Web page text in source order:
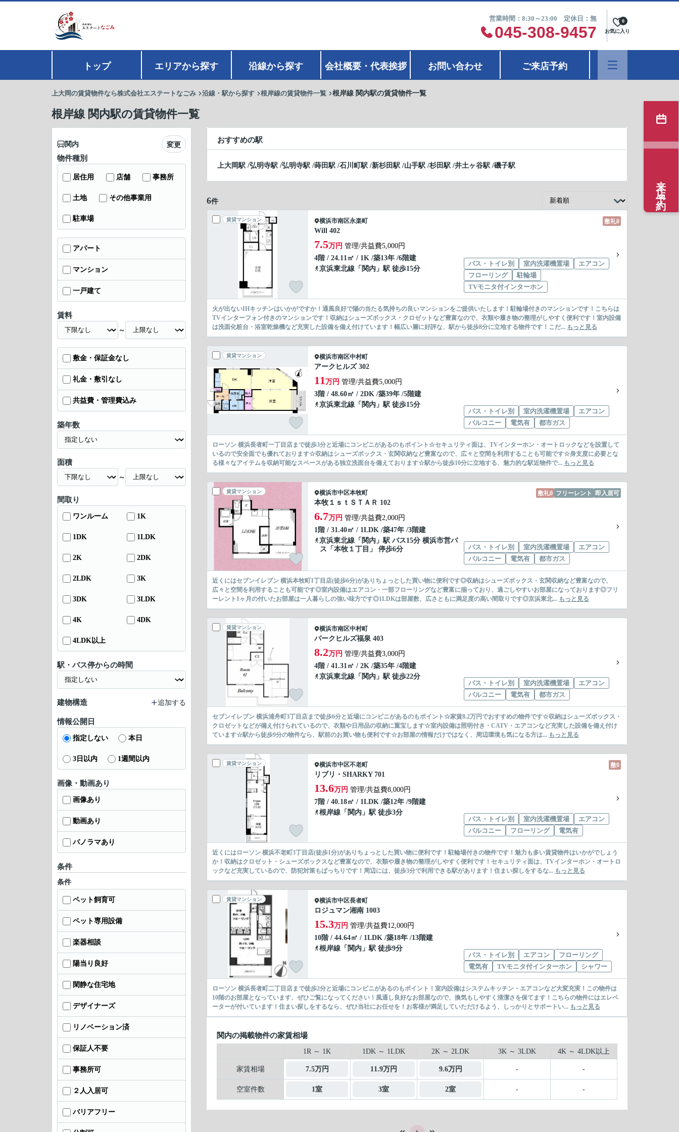
営業時間：8:30～23:00 定休日：無
045-308-9457 お気に入り
0
トップ エリアから探す 沿線から探す 会社概要・代表挨拶 お問い合わせ ご来店予約
上大岡の賃貸物件なら株式会社エステートなごみ 沿線・駅から探す 根岸線の賃貸物件一覧 根岸線 関内駅の賃貸物件一覧
根岸線 関内駅の賃貸物件一覧
おすすめの駅
上大岡駅 /弘明寺駅 /弘明寺駅 /蒔田駅 /石川町駅 /新杉田駅 /山手駅 /杉田駅 /井土ヶ谷駅 /磯子駅
6件
賃貸マンション 敷礼0
横浜市南区永楽町
Will 402
7.5万円 管理/共益費5,000円
4階 / 24.11㎡ / 1K /築13年 /6階建
京浜東北線 「 関内 」駅 徒歩15分
バス・トイレ別 室内洗濯機置場
エアコン
フローリング
駐輪場
TVモニタ付インターホン
火が出ないIHキッチンはいかがですか！通風良好で陽の当たる気持ちの良いマンションをご提供いたします！駐輪場付きのマンションです！こちらは
TVインターフォン付きのマンションです！収納はシューズボックス・クロゼットなど豊富なので、衣類や履き物の整理がしやすく便利です！室内設備
は洗面化粧台・浴室乾燥機など充実した設備を備え付けています！幅広い層に好評な、駅から徒歩8分に立地する物件です！こだ... もっと見る
賃貸マンション 横浜市南区中村町
アークヒルズ 302
11万円 管理/共益費5,000円
3階 / 48.60㎡ / 2DK /築39年 /5階建
京浜東北線 「 関内 」駅 徒歩15分
バス・トイレ別
室内洗濯機置場
エアコン
バルコニー
電気有 都市ガス
ローソン 横浜長者町一丁目店まで徒歩3分と近場にコンビニがあるのもポイント☆セキュリティ面は、TVインターホン・オートロックなどを設置して
いるので安全面でも優れております☆収納はシューズボックス・玄関収納など豊富なので、広々と空間を利用することも可能です☆身支度に必要とな
る様々なアイテムを収納可能なスペースがある独立洗面台を備えております☆駅から徒歩10分に立地する、魅力的な駅近物件で... もっと見る
賃貸マンション 敷礼0 フリーレント 即入居可
横浜市中区本牧町
本牧１ｓｔＳＴＡＲ 102
6.7万円 管理/共益費2,000円
1階 / 31.40㎡ / 1LDK /築47年 /3階建
京浜東北線 「 関内 」駅 バス15分 横浜市営バ
ス「本牧１丁目」 停歩6分
バス・トイレ別 室内洗濯機置場
エアコン
バルコニー
電気有 都市ガス
近くにはセブンイレブン 横浜本牧町1丁目店(徒歩6分)がありちょっとした買い物に便利です◎収納はシューズボックス・玄関収納など豊富なので、
広々と空間を利用することも可能です◎室内設備はエアコン・一部フローリングなど豊富に揃っており、過ごしやすいお部屋になっております◎フリ
ーレント1ヶ月の付いたお部屋は一人暮らしの強い味方です◎1LDKは部屋数、広さともに満足度の高い間取りです◎京浜東北... もっと見る
賃貸マンション 横浜市南区中村町
パークヒルズ福泉 403
8.2万円 管理/共益費3,000円
4階 / 41.31㎡ / 2K /築35年 /4階建
京浜東北線 「 関内 」駅 徒歩22分
バス・トイレ別
室内洗濯機置場
エアコン
バルコニー
電気有 都市ガス
セブンイレブン 横浜浦舟町3丁目店まで徒歩6分と近場にコンビニがあるのもポイント☆家賃8.2万円でおすすめの物件です☆収納はシューズボックス・
クロゼットなどが備え付けられているので、衣類や日用品の収納に重宝します☆室内設備は照明付き・CATV・エアコンなど充実した設備を備え付け
ています☆駅から徒歩9分の物件なら、駅前のお買い物も便利です☆お部屋の情報だけではなく、周辺環境も気になる方は... もっと見る
賃貸マンション 敷0
横浜市中区不老町
リブリ・SHARKY 701
13.6万円 管理/共益費8,000円
7階 / 40.18㎡ / 1LDK /築12年 /9階建
根岸線 「 関内 」駅 徒歩3分
バス・トイレ別
室内洗濯機置場
エアコン
バルコニー
フローリング 電気有
近くにはローソン 横浜不老町3丁目店(徒歩1分)がありちょっとした買い物に便利です！駐輪場付きの物件です！魅力も多い賃貸物件はいかがでしょう
か！収納はクロゼット・シューズボックスなど豊富なので、衣類や履き物の整理がしやすく便利です！セキュリティ面は、TVインターホン・オートロ
ックなど充実しているので、防犯対策もばっちりです！周辺には、徒歩3分で利用できる駅があります！住まい探しをするな... もっと見る
賃貸マンション 横浜市中区長者町
ロジュマン湘南 1003
15.3万円 管理/共益費12,000円
10階 / 44.64㎡ / 1LDK /築18年 /13階建
根岸線 「 関内 」駅 徒歩9分
バス・トイレ別
エアコン
フローリング
電気有
TVモニタ付インターホン シャワー
ローソン 横浜長者町二丁目店まで徒歩2分と近場にコンビニがあるのもポイント！室内設備はシステムキッチン・エアコンなど大変充実！この物件は
10階のお部屋となっています、ぜひご覧になってください！風通し良好なお部屋なので、換気もしやすく清潔さを保てます！こちらの物件にはエレベ
ーターが付いています！住まい探しをするなら、ぜひ当社にお任せを！お客様が満足していただけるよう、しっかりとサポートい... もっと見る
関内の掲載物件の家賃相場
1R ～ 1K 1DK ～ 1LDK 2K ～ 2LDK 3K ～ 3LDK 4K ～ 4LDK以上
家賃相場 7.5万円 11.9万円 9.6万円 - -
空室件数 1室 3室 2室 - -
関内 変更
物件種別
居住用 店舗 事務所
土地 その他事業用
駐車場
アパート
マンション
一戸建て
賃料
～
敷金・保証金なし
礼金・敷引なし
共益費・管理費込み
築年数
面積
～
間取り
ワンルーム 1K
1DK 1LDK
2K 2DK
2LDK 3K
3DK 3LDK
4K 4DK
4LDK以上
駅・バス停からの時間
建物構造 追加する
情報公開日
指定しない 本日
3日以内 1週間以内
画像・動画あり
画像あり
動画あり
パノラマあり
条件
条件
ペット飼育可
ペット専用設備
楽器相談
陽当り良好
閑静な住宅地
デザイナーズ
リノベーション済
保証人不要
事務所可
２人入居可
バリアフリー
来店予約